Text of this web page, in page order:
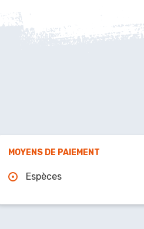
MOYENS DE PAIEMENT
Espèces